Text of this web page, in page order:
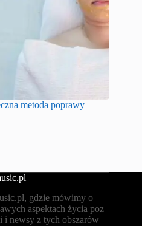
metoda poprawy
gdzie mówimy o
aspektach życia poz
i newsy z tych obszarów